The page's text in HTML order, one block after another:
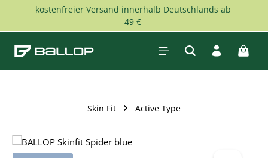
Zum Hauptinhalt springen
kostenfreier Versand innerhalb Deutschlands ab
49 €
Skin Fit Active Type
Bildergalerie überspringen